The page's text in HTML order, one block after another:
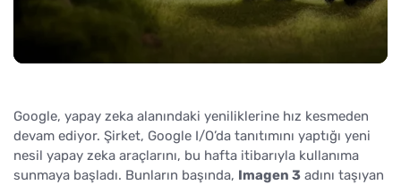
Google, yapay zeka alanındaki yeniliklerine hız kesmeden
devam ediyor. Şirket, Google I/O’da tanıtımını yaptığı yeni
nesil yapay zeka araçlarını, bu hafta itibarıyla kullanıma
sunmaya başladı. Bunların başında, Imagen 3 adını taşıyan